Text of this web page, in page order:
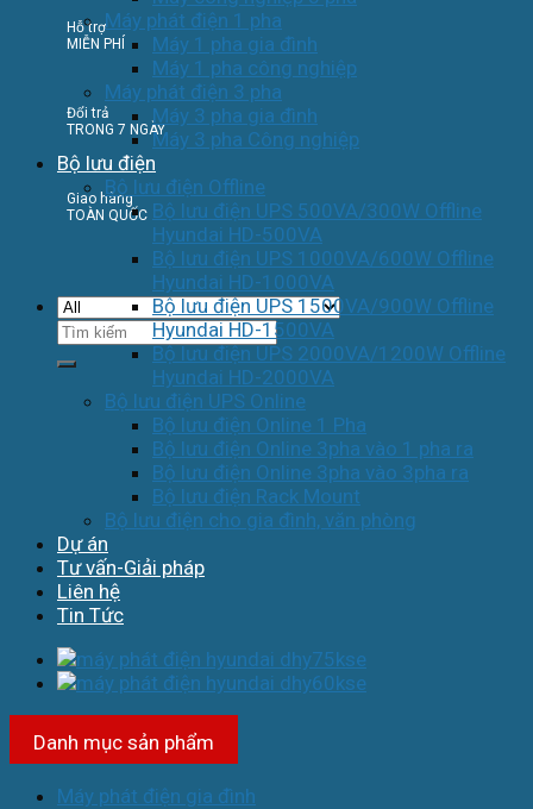
Hỗ trợ
MIỄN PHÍ
Đổi trả
TRONG 7 NGÀY
Giao hàng
TOÀN QUỐC
Tìm
kiếm:
Máy phát điện 1 pha
Máy 1 pha gia đình
Máy 1 pha công nghiệp
Máy phát điện 3 pha
Máy 3 pha gia đình
Máy 3 pha Công nghiệp
Bộ lưu điện
Bộ lưu điện Offline
Bộ lưu điện UPS 500VA/300W Offline
Hyundai HD-500VA
Bộ lưu điện UPS 1000VA/600W Offline
Hyundai HD-1000VA
Bộ lưu điện UPS 1500VA/900W Offline
Hyundai HD-1500VA
Bộ lưu điện UPS 2000VA/1200W Offline
Hyundai HD-2000VA
Bộ lưu điện UPS Online
Bộ lưu điện Online 1 Pha
Bộ lưu điện Online 3pha vào 1 pha ra
Bộ lưu điện Online 3pha vào 3pha ra
Bộ lưu điện Rack Mount
Bộ lưu điện cho gia đình, văn phòng
Dự án
Tư vấn-Giải pháp
Liên hệ
Tin Tức
Danh mục sản phẩm
Máy phát điện gia đình